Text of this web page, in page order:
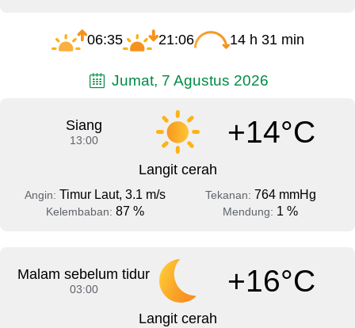
06:35 21:06 14 h 31 min
Jumat, 7 Agustus 2026
Siang
13:00 +14°C
Langit cerah
Angin: Timur Laut, 3.1 m/s Tekanan: 764 mmHg
Kelembaban: 87 % Mendung: 1 %
Malam sebelum tidur
03:00 +16°C
Langit cerah